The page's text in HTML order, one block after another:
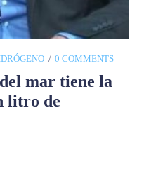
0 COMMENTS
mar tiene la
litro de